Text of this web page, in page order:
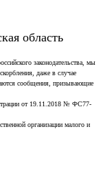
область
законодательства, мы
даже в случае
сообщения, призывающие
от 19.11.2018 № ФС77-
организации малого и